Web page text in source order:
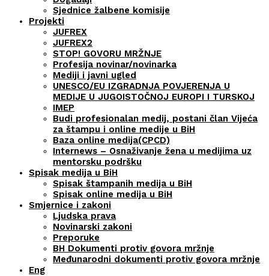
Sjednice žalbene komisije
Projekti
JUFREX
JUFREX2
STOP! GOVORU MRŽNJE
Profesija novinar/novinarka
Mediji i javni ugled
UNESCO/EU IZGRADNJA POVJERENJA U
MEDIJE U JUGOISTOČNOJ EUROPI I TURSKOJ
IMEP
Budi profesionalan medij, postani član Vijeća
za štampu i online medije u BiH
Baza online medija(CPCD)
Internews – Osnaživanje žena u medijima uz
mentorsku podršku
Spisak medija u BiH
Spisak štampanih medija u BiH
Spisak online medija u BiH
Smjernice i zakoni
Ljudska prava
Novinarski zakoni
Preporuke
BH Dokumenti protiv govora mržnje
Međunarodni dokumenti protiv govora mržnje
Eng